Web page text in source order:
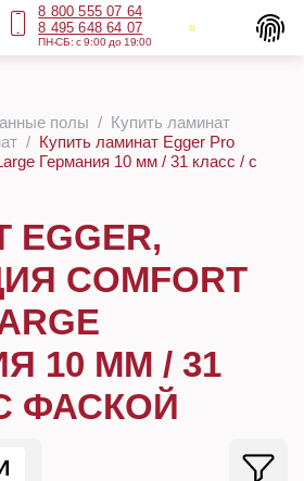
8 800 555 07 64
8 495 648 64 07
ПН-СБ: с 9:00 до 19:00
полы
Купить ламинат
Купить ламинат Egger Pro
Германия 10 мм / 31 класс / с
COMFORT
10 ММ / 31
ФАСКОЙ